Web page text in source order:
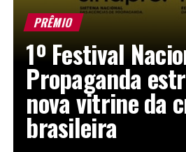
PRÊMIO
1º Festival
Propaganda
nova vitrine da
brasileira